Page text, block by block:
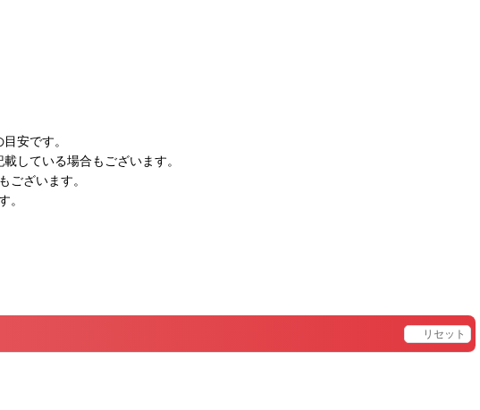
安です。
している場合もございます。
ございます。
。
リセット